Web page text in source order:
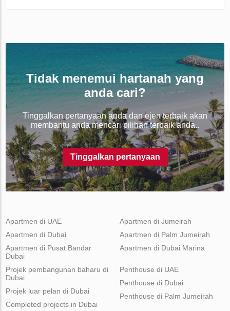
Tidak menemui hartanah yang
anda cari?
Tinggalkan pertanyaan anda dan ejen terbaik akan
membantu anda mencari pilihan terbaik anda..
Tinggalkan pertanyaan
Apartmen di UAE
Apartmen di Dubai
Apartmen di Pusat Bandar
Dubai
Apartmen di Jumeirah
Apartmen di Palm Jumeirah
Apartmen di Dubai Marina
Projek pembangunan baharu di
Dubai
Projek luar pelan di Dubai
Completed projects in Dubai
Penthouse di UAE
Penthouse di Dubai
Penthouse di Palm Jumeirah